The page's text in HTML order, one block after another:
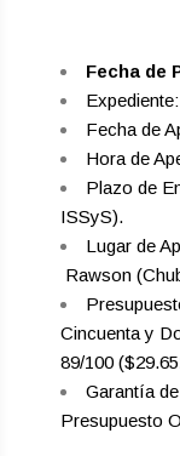
Fecha de
Fecha de
Hora de
Plazo de
ISSyS).
Lugar de
Rawson
Cincuenta y
89/100
Garantía
Presupuesto